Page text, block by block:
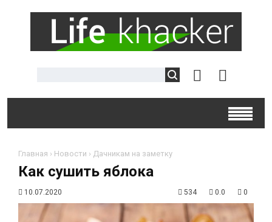
Главная › Новости › Дачникам на заметку
Как сушить яблока
10.07.2020 534 0.0 0